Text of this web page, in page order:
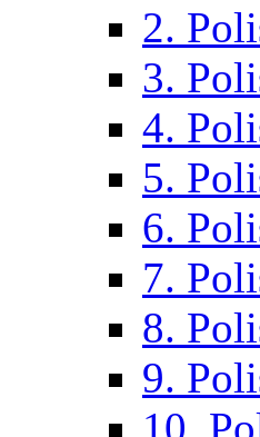
2.
3.
4.
5.
6.
7.
8.
9.
10.